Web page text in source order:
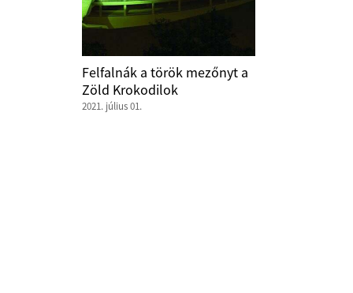
Felfalnák a török mezőnyt a
Zöld Krokodilok
2021. július 01.